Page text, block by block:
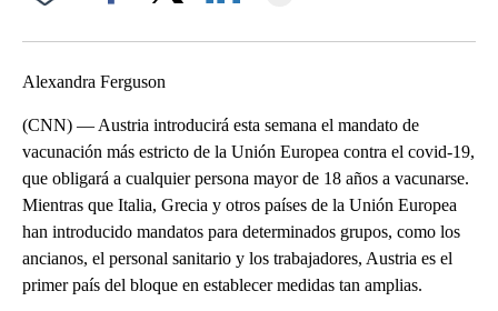
Alexandra Ferguson
(CNN) — Austria introducirá esta semana el mandato de
vacunación más estricto de la Unión Europea contra el covid-19,
que obligará a cualquier persona mayor de 18 años a vacunarse.
Mientras que Italia, Grecia y otros países de la Unión Europea
han introducido mandatos para determinados grupos, como los
ancianos, el personal sanitario y los trabajadores, Austria es el
primer país del bloque en establecer medidas tan amplias.